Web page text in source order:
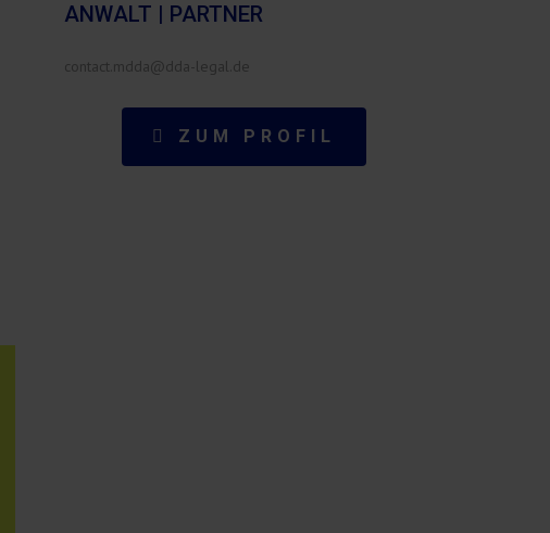
ANWALT | PARTNER
contact.mdda@dda-legal.de
ZUM PROFIL